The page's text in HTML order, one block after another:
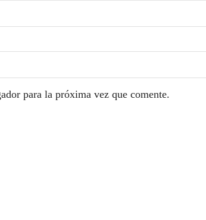
para la próxima vez que comente.